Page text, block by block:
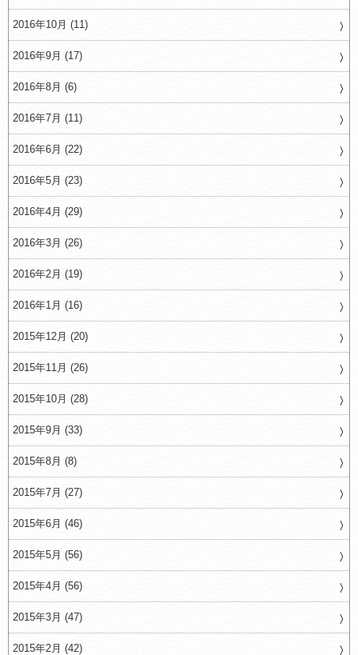
2016年10月 (11)
2016年9月 (17)
2016年8月 (6)
2016年7月 (11)
2016年6月 (22)
2016年5月 (23)
2016年4月 (29)
2016年3月 (26)
2016年2月 (19)
2016年1月 (16)
2015年12月 (20)
2015年11月 (26)
2015年10月 (28)
2015年9月 (33)
2015年8月 (8)
2015年7月 (27)
2015年6月 (46)
2015年5月 (56)
2015年4月 (56)
2015年3月 (47)
2015年2月 (42)